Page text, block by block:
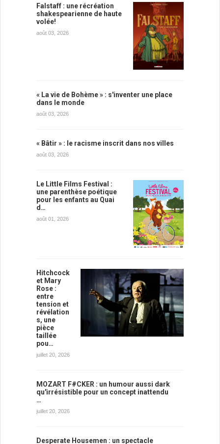
Falstaff : une récréation
shakespearienne de haute
volée!
août 03, 2026
« La vie de Bohème » : s'inventer une place
dans le monde
août 03, 2026
« Bâtir » : le racisme inscrit dans nos villes
août 03, 2026
Le Little Films Festival :
une parenthèse poétique
pour les enfants au Quai
d…
août 01, 2026
Hitchcock
et Mary
Rose :
entre
tension et
révélation
s, une
pièce
taillée
pou…
juillet 20, 2026
MOZART F#CKER : un humour aussi dark
qu'irrésistible pour un concept inattendu
…
juillet 20, 2026
Desperate Housemen : un spectacle